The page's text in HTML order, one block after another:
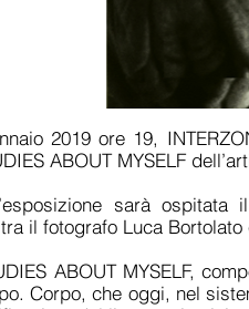
2019 ore 19,
ABOUT MYSELF
sarà
il fotografo Luca Bortolato
ABOUT MYSELF,
Corpo, che oggi, nel